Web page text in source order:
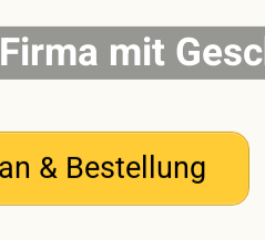
mit
& Bestellung